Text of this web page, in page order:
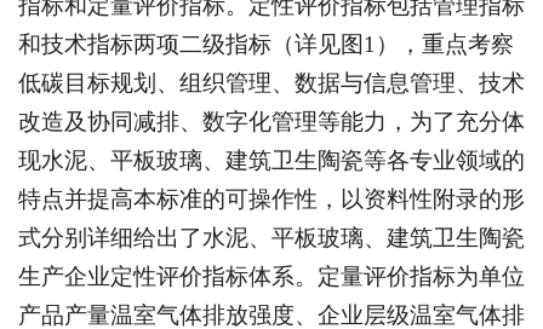
指标和定量评价指标。定性评价指标包括管理指标
和技术指标两项二级指标（详见图1），重点考察
低碳目标规划、组织管理、数据与信息管理、技术
改造及协同减排、数字化管理等能力，为了充分体
现水泥、平板玻璃、建筑卫生陶瓷等各专业领域的
特点并提高本标准的可操作性，以资料性附录的形
式分别详细给出了水泥、平板玻璃、建筑卫生陶瓷
生产企业定性评价指标体系。定量评价指标为单位
产品产量温室气体排放强度、企业层级温室气体排